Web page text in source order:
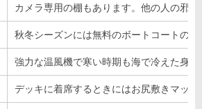
カメラ専用の棚もあります。他の人の邪
秋冬シーズンには無料のボートコートの
強力な温風機で寒い時期も海で冷えた身
デッキに着席するときにはお尻敷きマッ